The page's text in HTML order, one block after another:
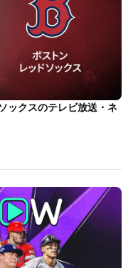
ックスのテレビ放送・ネ